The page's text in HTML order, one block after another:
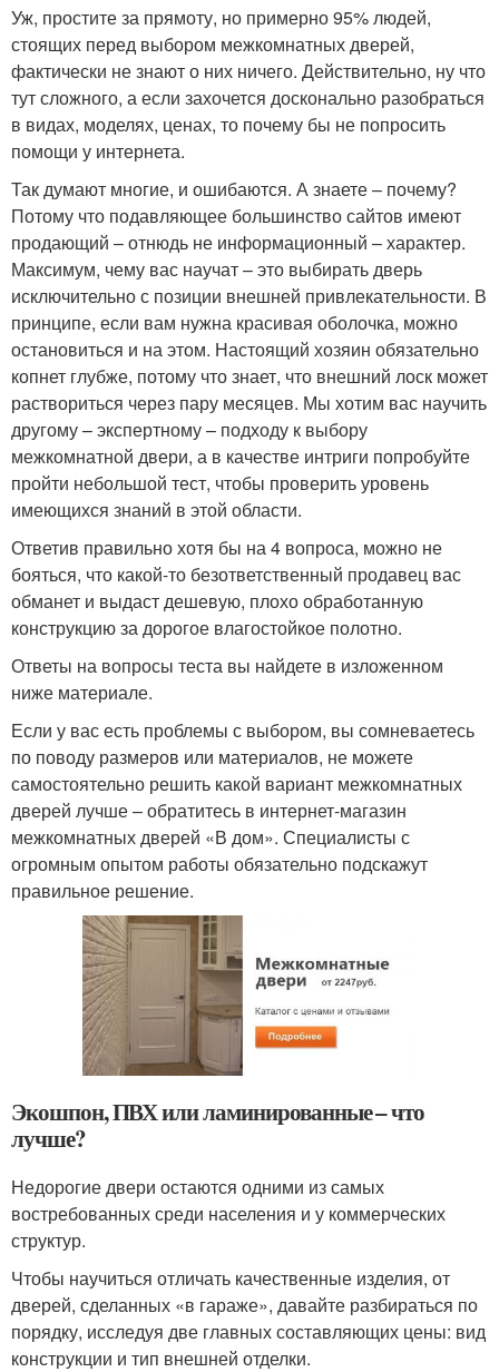
Уж, простите за прямоту, но примерно 95% людей,
стоящих перед выбором межкомнатных дверей,
фактически не знают о них ничего. Действительно, ну что
тут сложного, а если захочется досконально разобраться
в видах, моделях, ценах, то почему бы не попросить
помощи у интернета.
Так думают многие, и ошибаются. А знаете – почему?
Потому что подавляющее большинство сайтов имеют
продающий – отнюдь не информационный – характер.
Максимум, чему вас научат – это выбирать дверь
исключительно с позиции внешней привлекательности. В
принципе, если вам нужна красивая оболочка, можно
остановиться и на этом. Настоящий хозяин обязательно
копнет глубже, потому что знает, что внешний лоск может
раствориться через пару месяцев. Мы хотим вас научить
другому – экспертному – подходу к выбору
межкомнатной двери, а в качестве интриги попробуйте
пройти небольшой тест, чтобы проверить уровень
имеющихся знаний в этой области.
Ответив правильно хотя бы на 4 вопроса, можно не
бояться, что какой-то безответственный продавец вас
обманет и выдаст дешевую, плохо обработанную
конструкцию за дорогое влагостойкое полотно.
Ответы на вопросы теста вы найдете в изложенном
ниже материале.
Если у вас есть проблемы с выбором, вы сомневаетесь
по поводу размеров или материалов, не можете
самостоятельно решить какой вариант межкомнатных
дверей лучше – обратитесь в интернет-магазин
межкомнатных дверей «В дом». Специалисты с
огромным опытом работы обязательно подскажут
правильное решение.
Экошпон, ПВХ или ламинированные – что
лучше?
Недорогие двери остаются одними из самых
востребованных среди населения и у коммерческих
структур.
Чтобы научиться отличать качественные изделия, от
дверей, сделанных «в гараже», давайте разбираться по
порядку, исследуя две главных составляющих цены: вид
конструкции и тип внешней отделки.